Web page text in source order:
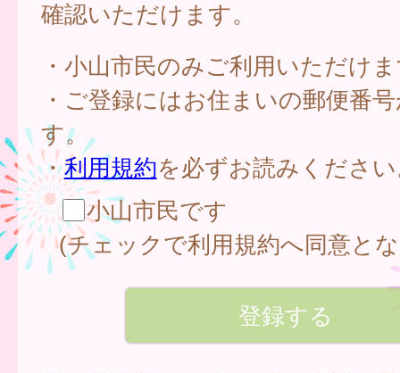
確認いただけます。
・小山市民のみご利用いただけ
・ご登録にはお住まいの郵便番
す。
・利用規約を必ずお読みくださ
小山市民です
(チェックで利用規約へ同意と